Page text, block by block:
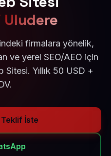
Uludere
firmalara yönelik,
ve yerel SEO/AEO için
Sitesi. Yıllık 50 USD +
İste